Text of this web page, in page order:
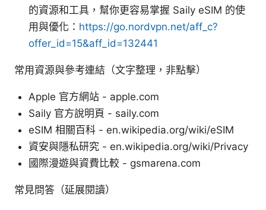
的資源和工具，幫你更容易掌握 Saily eSIM 的使
用與優化： https://go.nordvpn.net/aff_c?
offer_id=15&aff_id=132441
常用資源與參考連結（文字整理，非點擊）
Apple 官方網站 - apple.com
Saily 官方說明頁 - saily.com
eSIM 相關百科 - en.wikipedia.org/wiki/eSIM
資安與隱私研究 - en.wikipedia.org/wiki/Privacy
國際漫遊與資費比較 - gsmarena.com
常見問答（延展閱讀）